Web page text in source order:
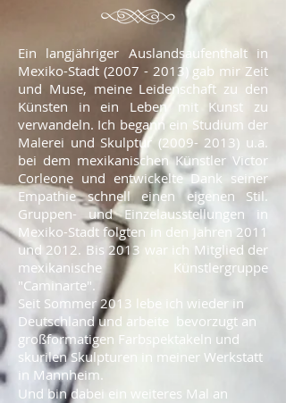
Ein langjähriger Auslandsaufenthalt in
Mexiko-Stadt (2007 - 2013) gab mir Zeit
und Muse, meine Leidenschaft zu den
Künsten in ein Leben mit Kunst zu
verwandeln. Ich begann ein Studium der
Malerei und Skulptur (2009- 2013) u.a.
bei dem mexikanischen Künstler Victor
Corleone und entwickelte Dank seiner
Empathie schnell einen eigenen Stil.
Gruppen- und Einzelausstellungen in
Mexiko-Stadt folgten in den Jahren 2011
und 2012. Bis 2013 war ich Mitglied der
mexikanische Künstlergruppe
"Caminarte".
Seit Sommer 2013 lebe ich wieder in
Deutschland und arbeite bevorzugt an
großformatigen Farbspektakeln und
skurilen Skulpturen in meiner Werkstatt
in Mannheim.
Und bin dabei ein weiteres Mal an